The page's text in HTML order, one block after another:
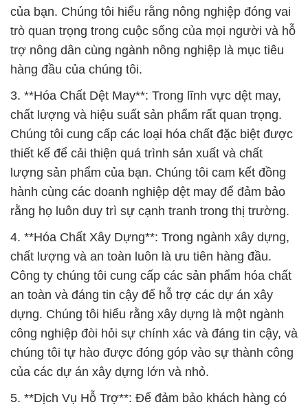
của bạn. Chúng tôi hiểu rằng nông nghiệp đóng vai
trò quan trọng trong cuộc sống của mọi người và hỗ
trợ nông dân cùng ngành nông nghiệp là mục tiêu
hàng đầu của chúng tôi.
3. **Hóa Chất Dệt May**: Trong lĩnh vực dệt may,
chất lượng và hiệu suất sản phẩm rất quan trọng.
Chúng tôi cung cấp các loại hóa chất đặc biệt được
thiết kế để cải thiện quá trình sản xuất và chất
lượng sản phẩm của bạn. Chúng tôi cam kết đồng
hành cùng các doanh nghiệp dệt may để đảm bảo
rằng họ luôn duy trì sự cạnh tranh trong thị trường.
4. **Hóa Chất Xây Dựng**: Trong ngành xây dựng,
chất lượng và an toàn luôn là ưu tiên hàng đầu.
Công ty chúng tôi cung cấp các sản phẩm hóa chất
an toàn và đáng tin cậy để hỗ trợ các dự án xây
dựng. Chúng tôi hiểu rằng xây dựng là một ngành
công nghiệp đòi hỏi sự chính xác và đáng tin cậy, và
chúng tôi tự hào được đóng góp vào sự thành công
của các dự án xây dựng lớn và nhỏ.
5. **Dịch Vụ Hỗ Trợ**: Để đảm bảo khách hàng có